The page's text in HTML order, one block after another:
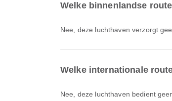
Welke binnenlandse
Nee, deze luchthaven verzorgt
Welke internationale
Nee, deze luchthaven bedient